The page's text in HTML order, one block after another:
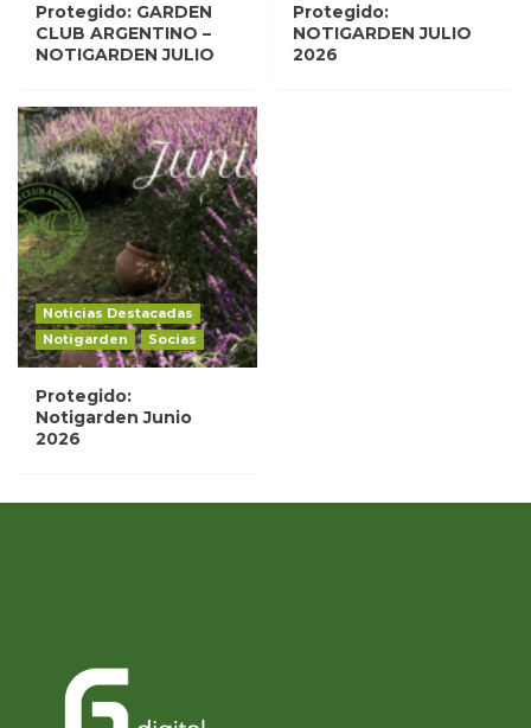
Protegido: GARDEN
CLUB ARGENTINO –
NOTIGARDEN JULIO
Protegido:
NOTIGARDEN JULIO
2026
Noticias Destacadas
Notigarden
Socias
Protegido:
Notigarden Junio
2026